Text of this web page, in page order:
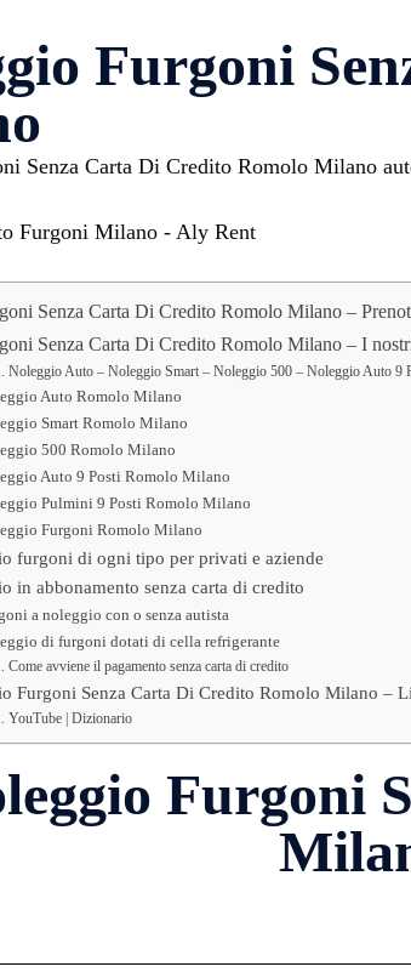
Furgoni
Senza Carta Di Credito Romolo Milano
Senza Carta Di Credito Romolo Milano –
Senza Carta Di Credito Romolo Milano – I
Noleggio Auto – Noleggio Smart – Noleggio 500 – Noleggio Auto
Auto Romolo Milano
Smart Romolo Milano
500 Romolo Milano
Auto 9 Posti Romolo Milano
Pulmini 9 Posti Romolo Milano
Furgoni Romolo Milano
furgoni di ogni tipo per privati e aziende
in abbonamento senza carta di credito
a noleggio con o senza autista
di furgoni dotati di cella refrigerante
Come avviene il pagamento senza carta di credito
Furgoni Senza Carta Di Credito Romolo Milano –
YouTube | Dizionario
Furgoni